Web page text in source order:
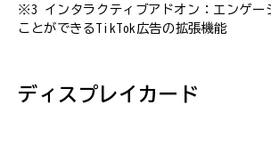
※3 インタラクティブアドオン：エンゲー
ことができるTikTok広告の拡張機能
ディスプレイカード